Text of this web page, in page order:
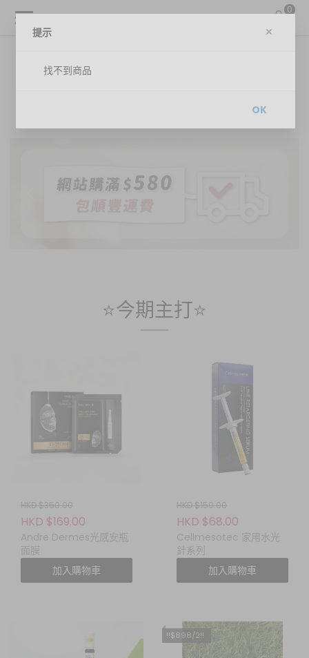
0
⭐今期主打⭐
HKD $350.00
HKD $169.00
Andre Dermes光感安瓶
面膜
加入購物車
HKD $150.00
HKD $68.00
Cellmesotec 家用水光
針系列
加入購物車
!!$898/2!!
提示
找不到商品
OK